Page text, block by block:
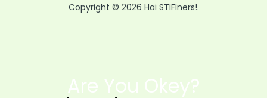
Copyright © 2026 Hai STIFIners!.
Are You Okey?